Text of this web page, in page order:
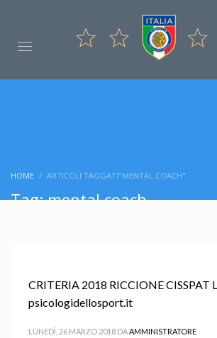
HOME ARTICOLI TAGGATI"MENTAL COACH"
Tag: mental coach
CRITERIA 2018 RICCIONE CISSPAT
psicologidellosport.it
LUNEDÌ, 26 MARZO 2018 DAAMMINISTRATORE